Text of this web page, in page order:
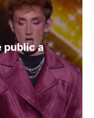
public a